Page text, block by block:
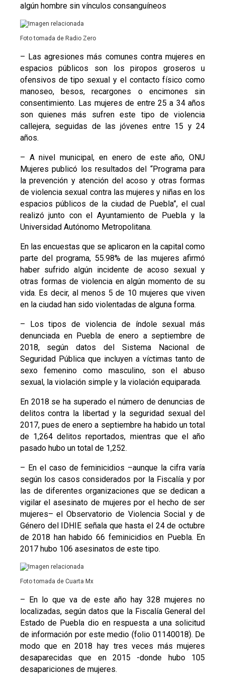
algún hombre sin vínculos consanguíneos
Foto tomada de Radio Zero
– Las agresiones más comunes contra mujeres en
espacios públicos son los piropos groseros u
ofensivos de tipo sexual y el contacto físico como
manoseo, besos, recargones o encimones sin
consentimiento. Las mujeres de entre 25 a 34 años
son quienes más sufren este tipo de violencia
callejera, seguidas de las jóvenes entre 15 y 24
años.
– A nivel municipal, en enero de este año, ONU
Mujeres publicó los resultados del “Programa para
la prevención y atención del acoso y otras formas
de violencia sexual contra las mujeres y niñas en los
espacios públicos de la ciudad de Puebla”, el cual
realizó junto con el Ayuntamiento de Puebla y la
Universidad Autónomo Metropolitana.
En las encuestas que se aplicaron en la capital como
parte del programa, 55.98% de las mujeres afirmó
haber sufrido algún incidente de acoso sexual y
otras formas de violencia en algún momento de su
vida. Es decir, al menos 5 de 10 mujeres que viven
en la ciudad han sido violentadas de alguna forma.
– Los tipos de violencia de índole sexual más
denunciada en Puebla de enero a septiembre de
2018, según datos del Sistema Nacional de
Seguridad Pública que incluyen a víctimas tanto de
sexo femenino como masculino, son el abuso
sexual, la violación simple y la violación equiparada.
En 2018 se ha superado el número de denuncias de
delitos contra la libertad y la seguridad sexual del
2017, pues de enero a septiembre ha habido un total
de 1,264 delitos reportados, mientras que el año
pasado hubo un total de 1,252.
– En el caso de feminicidios –aunque la cifra varía
según los casos considerados por la Fiscalía y por
las de diferentes organizaciones que se dedican a
vigilar el asesinato de mujeres por el hecho de ser
mujeres– el Observatorio de Violencia Social y de
Género del IDHIE señala que hasta el 24 de octubre
de 2018 han habido 66 feminicidios en Puebla. En
2017 hubo 106 asesinatos de este tipo.
Foto tomada de Cuarta Mx
– En lo que va de este año hay 328 mujeres no
localizadas, según datos que la Fiscalía General del
Estado de Puebla dio en respuesta a una solicitud
de información por este medio (folio 01140018). De
modo que en 2018 hay tres veces más mujeres
desaparecidas que en 2015 -donde hubo 105
desapariciones de mujeres.